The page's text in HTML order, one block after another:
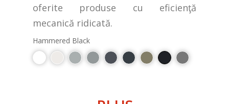
oferite produse cu eficienţă
mecanică ridicată.
Hammered Black